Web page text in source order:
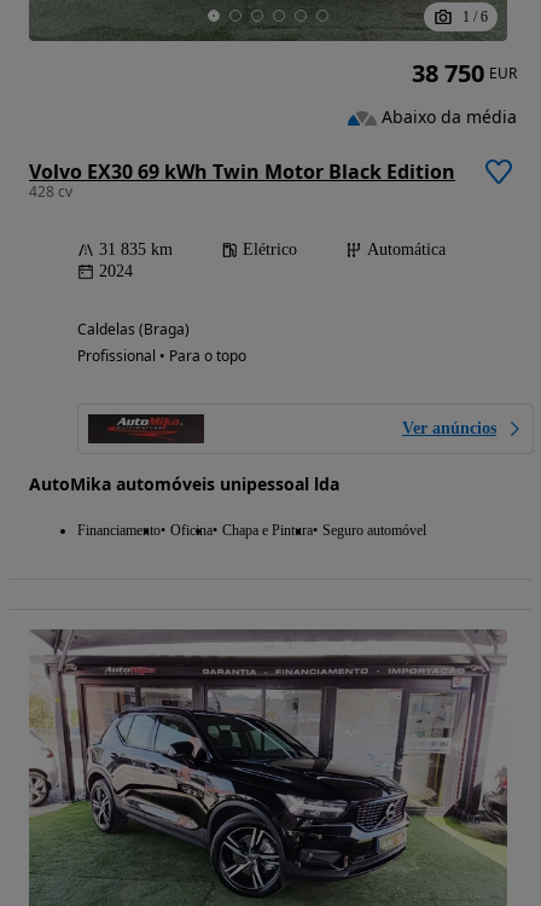
1 / 6
Volvo EX30 69 kWh Twin Motor Black Edition
428 cv
31 835 km Elétrico
Automática
2024
Caldelas (Braga)
Profissional • Para o topo
Ver anúncios
AutoMika automóveis unipessoal lda
Financiamento Oficina Chapa e Pintura Seguro automóvel
38 750 EUR
Abaixo da média